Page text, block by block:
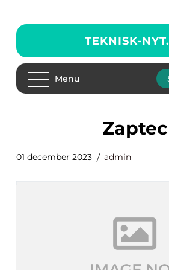
TEKNISK-NYT.
Menu
zaptec
01 december 2023 admin